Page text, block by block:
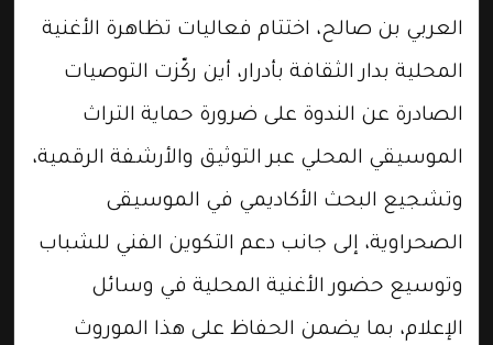
العربي بن صالح، اختتام فعاليات تظاهرة الأغنية
المحلية بدار الثقافة بأدرار، أين ركّزت التوصيات
الصادرة عن الندوة على ضرورة حماية التراث
الموسيقي المحلي عبر التوثيق والأرشفة الرقمية،
وتشجيع البحث الأكاديمي في الموسيقى
الصحراوية، إلى جانب دعم التكوين الفني للشباب
وتوسيع حضور الأغنية المحلية في وسائل
الإعلام، بما يضمن الحفاظ على هذا الموروث